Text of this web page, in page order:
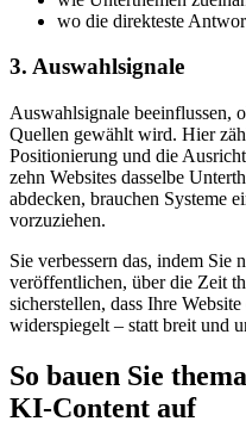
wo die direkteste
3. Auswahlsignale
Auswahlsignale beeinflussen,
Quellen gewählt wird. Hier
Positionierung und die
zehn Websites dasselbe
abdecken, brauchen Systeme
vorzuziehen.
Sie verbessern das, indem Sie
veröffentlichen, über die Zeit
sicherstellen, dass Ihre
widerspiegelt – statt breit und
So bauen Sie
KI-Content auf